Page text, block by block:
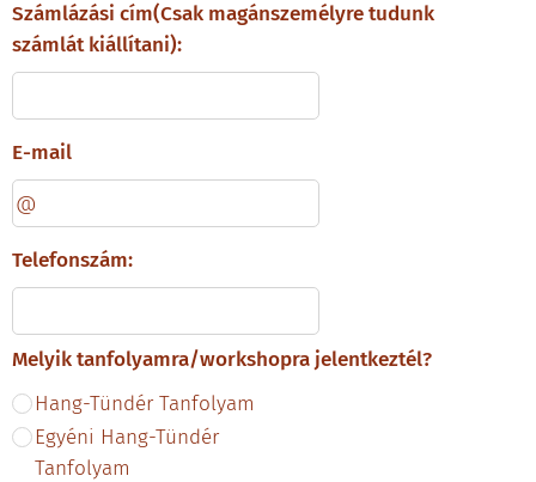
Számlázási cím(Csak magánszemélyre tudunk
számlát kiállítani):
E-mail
Telefonszám:
Melyik tanfolyamra/workshopra jelentkeztél?
Hang-Tündér Tanfolyam
Egyéni Hang-Tündér
Tanfolyam